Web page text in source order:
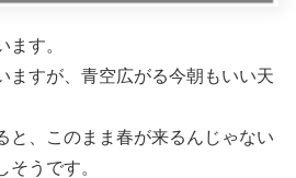
ます。
ますが、青空広がる今朝もいい天
と、このまま春が来るんじゃない
そうです。